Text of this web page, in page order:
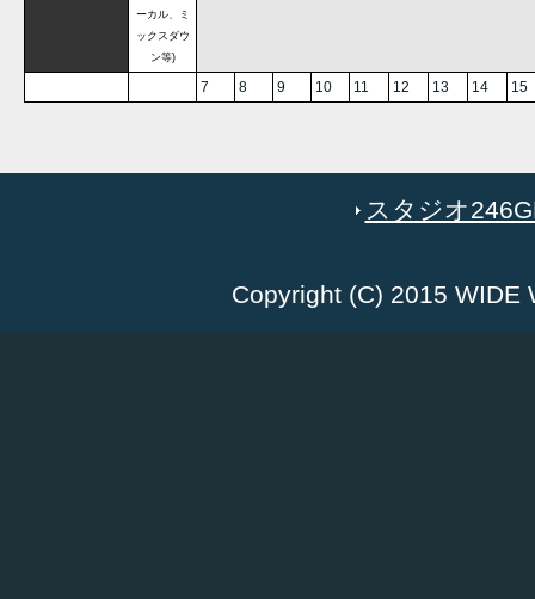
ーカル、ミ
ックスダウ
ン等)
7 8 9 10 11 12 13 14 15
スタジオ
Copyright (C) 2015 WIDE